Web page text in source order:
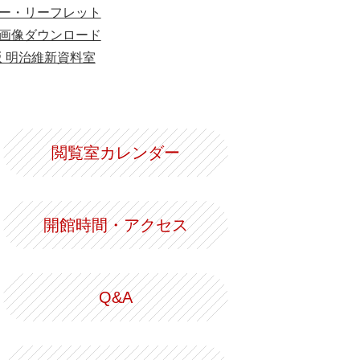
・リーフレット
像ダウンロード
明治維新資料室
閲覧室カレンダー
開館時間・アクセス
Q&A